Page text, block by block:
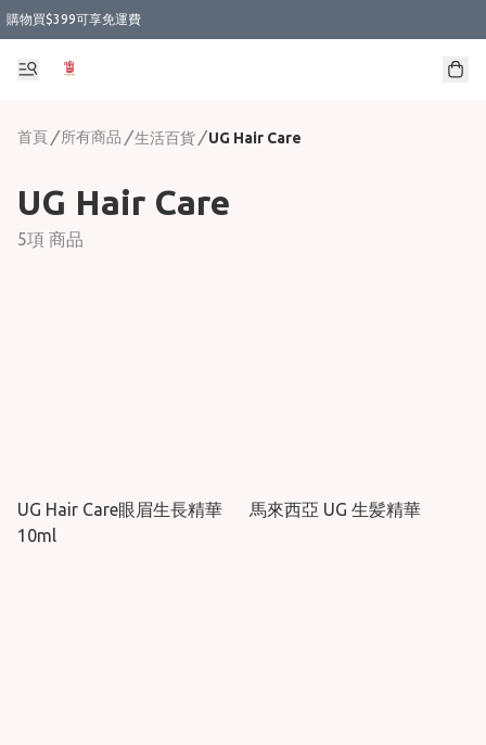
購物買$399可享免運費
首頁 / 所有商品 /生活百貨 / UG Hair Care
UG Hair Care
5項 商品
UG Hair Care眼眉生長精華
10ml
馬來西亞 UG 生髪精華